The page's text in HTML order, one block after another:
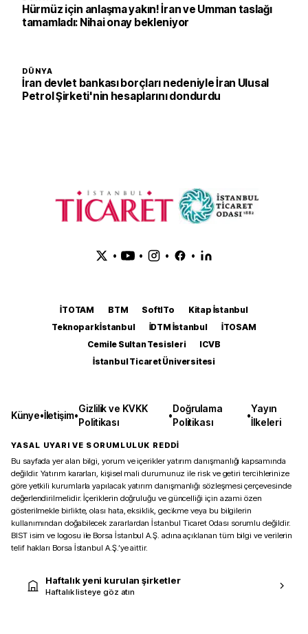
Hürmüz için anlaşma yakın! İran ve Umman taslağı
tamamladı: Nihai onay bekleniyor
DÜNYA
İran devlet bankası borçları nedeniyle İran Ulusal
Petrol Şirketi'nin hesaplarını dondurdu
• • • •
İTOTAM BTM SoftITo
Kitap İstanbul
Teknopark İstanbul
İDTM İstanbul
İTOSAM
Cemile Sultan Tesisleri
ICVB
İstanbul Ticaret Üniversitesi
Künye•İletişim•
Gizlilik ve KVKK
Politikası
•
Doğrulama
Politikası
•
Yayın
İlkeleri
YASAL UYARI VE SORUMLULUK REDDİ
Bu sayfada yer alan bilgi, yorum ve içerikler yatırım danışmanlığı kapsamında
değildir. Yatırım kararları, kişisel mali durumunuz ile risk ve getiri tercihlerinize
göre yetkili kurumlarla yapılacak yatırım danışmanlığı sözleşmesi çerçevesinde
değerlendirilmelidir. İçeriklerin doğruluğu ve güncelliği için azami özen
gösterilmekle birlikte, olası hata, eksiklik, gecikme veya bu bilgilerin
kullanımından doğabilecek zararlardan İstanbul Ticaret Odası sorumlu değildir.
BIST isim ve logosu ile Borsa İstanbul A.Ş. adına açıklanan tüm bilgi ve verilerin
telif hakları Borsa İstanbul A.Ş.’ye aittir.
Haftalık yeni kurulan şirketler
Haftalık listeye göz atın